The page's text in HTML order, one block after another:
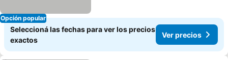
Opción popular
Seleccioná las fechas para ver los precios
exactos
Ver precios